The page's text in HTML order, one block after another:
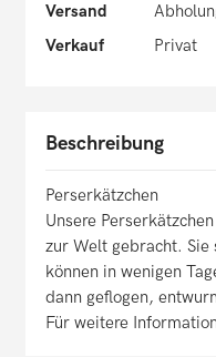
Versand
Verkauf
Privat
Beschreibung
Perserkätzchen
Unsere
zur Welt gebracht. Sie
können in wenigen
dann geflogen,
Für weitere